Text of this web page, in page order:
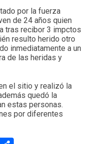
por la fuerza
de 24 años quien
tras recibor 3 impctos
resulto herido otro
inmediatamente a un
de las heridas y
el sitio y realizó la
quedó la
estas personas.
por diferentes